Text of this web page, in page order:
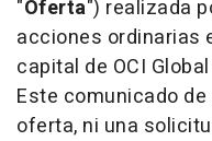
"Oferta") realizada
acciones ordinarias
capital de OCI Global
Este comunicado
oferta, ni una